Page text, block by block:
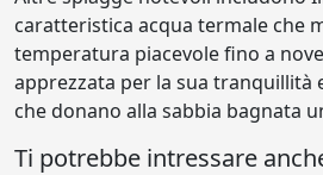
caratteristica acqua termale che
temperatura piacevole fino a
apprezzata per la sua tranquillità
che donano alla sabbia bagnata
Ti potrebbe intressare